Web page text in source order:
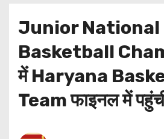
Junior National
Basketball
में Haryana
Team फाइनल में